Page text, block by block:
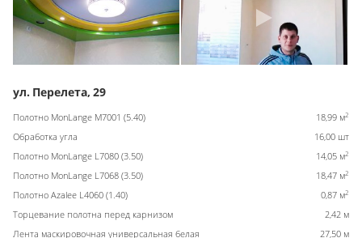
ул. Перелета, 29
Полотно MonLange M7001 (5.40) 18,99 м2
Обработка угла
16,00 шт
Полотно MonLange L7080 (3.50)
14,05 м2
Полотно MonLange L7068 (3.50) 18,47 м2
Полотно Azalee L4060 (1.40) 0,87 м2
Торцевание полотна перед карнизом
2,42 м
Лента маскировочная универсальная белая
27,50 м